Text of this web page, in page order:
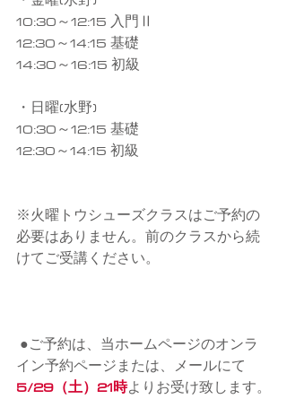
10:30～12:15 入門Ⅱ
12:30～14:15 基礎
14:30～16:15 初級
・日曜(水野)
10:30～12:15 基礎
12:30～14:15 初級
※火曜トウシューズクラスはご予約の
必要はありません。前のクラスから続
けてご受講ください。
●ご予約は、当ホームページのオンラ
イン予約ページまたは、メールにて
5/29（土）21時よりお受け致します。